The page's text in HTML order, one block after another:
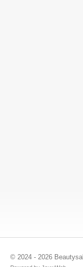
© 2024 - 2026